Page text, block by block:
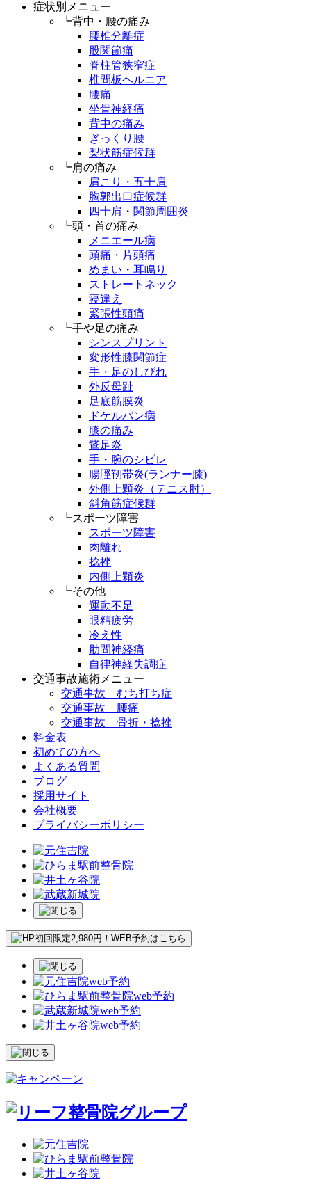
症状別メニュー
┗背中・腰の痛み
腰椎分離症
股関節痛
脊柱管狭窄症
椎間板ヘルニア
腰痛
坐骨神経痛
背中の痛み
ぎっくり腰
梨状筋症候群
┗肩の痛み
肩こり・五十肩
胸郭出口症候群
四十肩・関節周囲炎
┗頭・首の痛み
メニエール病
頭痛・片頭痛
めまい・耳鳴り
ストレートネック
寝違え
緊張性頭痛
┗手や足の痛み
シンスプリント
変形性膝関節症
手・足のしびれ
外反母趾
足底筋膜炎
ドケルバン病
膝の痛み
鵞足炎
手・腕のシビレ
腸脛靭帯炎(ランナー膝)
外側上顆炎（テニス肘）
斜角筋症候群
┗スポーツ障害
スポーツ障害
肉離れ
捻挫
内側上顆炎
┗その他
運動不足
眼精疲労
冷え性
肋間神経痛
自律神経失調症
交通事故施術メニュー
交通事故 むち打ち症
交通事故 腰痛
交通事故 骨折・捻挫
料金表
初めての方へ
よくある質問
ブログ
採用サイト
会社概要
プライバシーポリシー